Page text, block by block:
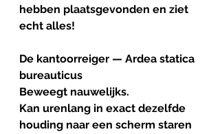
hebben plaatsgevonden en ziet
echt alles!
De kantoorreiger — Ardea statica
bureauticus
Beweegt nauwelijks.
Kan urenlang in exact dezelfde
houding naar een scherm staren